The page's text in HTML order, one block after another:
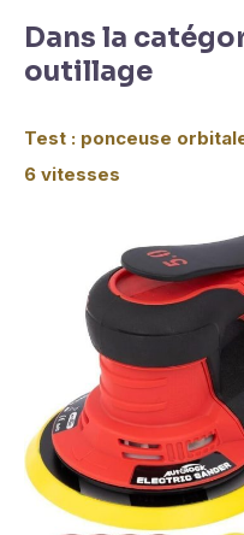
Dans la
outillage
Test : ponceuse
6 vitesses